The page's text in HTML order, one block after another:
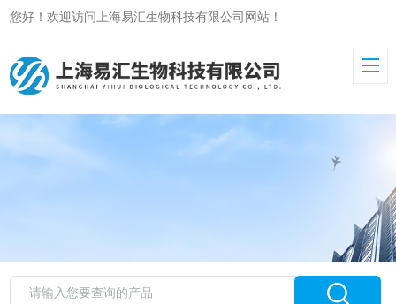
您好！欢迎访问上海易汇生物科技有限公司网站！